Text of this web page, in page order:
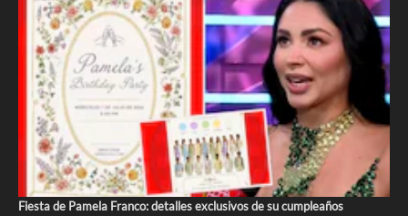
Fiesta de Pamela Franco: detalles exclusivos de su cumpleaños